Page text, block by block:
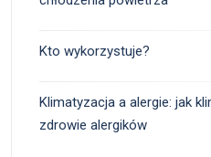
Kto wykorzystuje?
Klimatyzacja a alergie: jak
zdrowie alergików